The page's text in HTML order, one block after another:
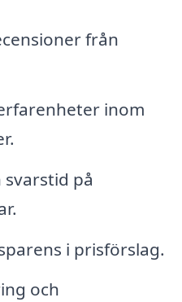
från
inom
på
i prisförslag.
och